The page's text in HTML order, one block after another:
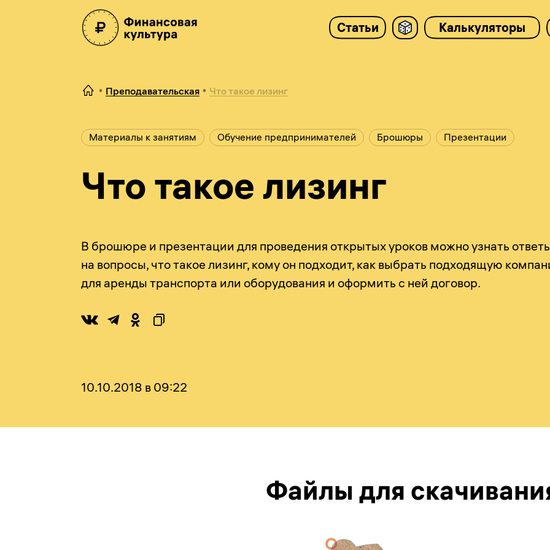
Статьи Калькуляторы
Преподавательская Что такое лизинг
Материалы к занятиям Обучение предпринимателей Брошюры Презентации
Что такое лизинг
В брошюре и презентации для проведения открытых уроков можно узнать
на вопросы, что такое лизинг, кому он подходит, как выбрать подходящую
для аренды транспорта или оборудования и оформить с ней договор.
10.10.2018 в 09:22
Файлы для